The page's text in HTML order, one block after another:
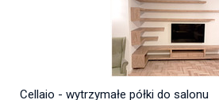
Cellaio - wytrzymałe półki do salonu